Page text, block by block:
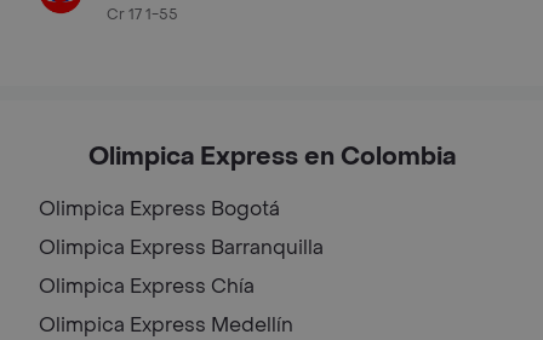
Cr 17 1-55
Olimpica Express en Colombia
Olimpica Express Bogotá
Olimpica Express Barranquilla
Olimpica Express Chía
Olimpica Express Medellín